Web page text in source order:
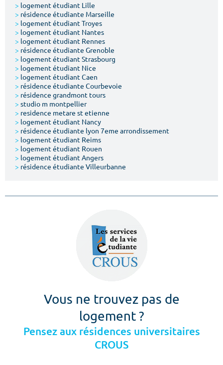
Votre date d'entrée
Chercher
> logement étudiant Lille
> résidence étudiante Marseille
> logement étudiant Troyes
> logement étudiant Nantes
> logement étudiant Rennes
> résidence étudiante Grenoble
> logement étudiant Strasbourg
> logement étudiant Nice
> logement étudiant Caen
> résidence étudiante Courbevoie
> résidence grandmont tours
> studio m montpellier
> residence metare st etienne
> logement étudiant Nancy
> résidence étudiante lyon 7eme arrondissement
> logement étudiant Reims
> logement étudiant Rouen
> logement étudiant Angers
> résidence étudiante Villeurbanne
Vous ne trouvez pas de
logement ?
Pensez aux résidences universitaires
CROUS